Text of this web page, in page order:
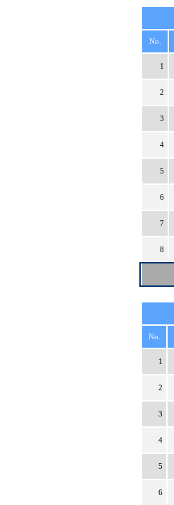
No.
1
2
3
4
5
6
7
8
No.
1
2
3
4
5
6